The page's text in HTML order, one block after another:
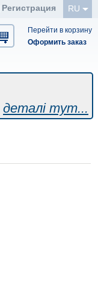
RU
Регистрация
Перейти в корзину
Оформить заказ
деталі тут...